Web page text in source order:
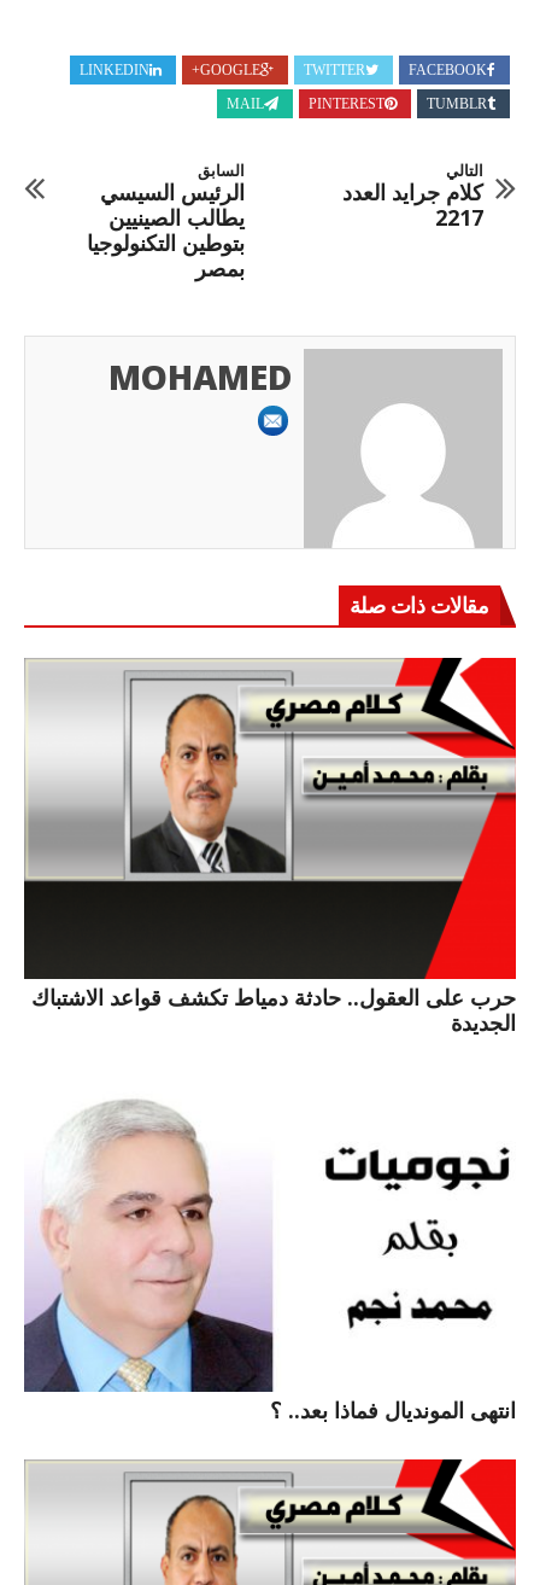
FACEBOOK
TWITTER
GOOGLE+
LINKEDIN
TUMBLR
PINTEREST
MAIL
السابق
الرئيس السيسي
يطالب الصينيين
بتوطين التكنولوجيا
بمصر
التالي
كلام جرايد العدد
2217
MOHAMED
مقالات ذات صلة
حرب على العقول.. حادثة دمياط تكشف قواعد الاشتباك
الجديدة
انتهى المونديال فماذا بعد.. ؟